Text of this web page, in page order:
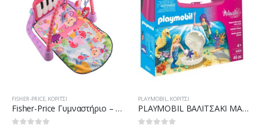
FISHER-PRICE, ΚΟΡΊΤΣΙ
Fisher-Price Γυμναστήριο – Μουσικό Πιανάκι – Ροζ BLN02
PLAYMOBIL, ΚΟΡΊΤΣΙ
PLAYMOBIL ΒΑΛΙΤΣΑΚΙ MAXI PRINCESS 9324 ΓΟΡΓΟΝΕΣ ΜΕ ΚΟΧΥΛΙ